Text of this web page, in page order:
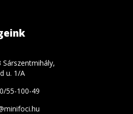
Sárszentmihály,
u. 1/A
55-100-49